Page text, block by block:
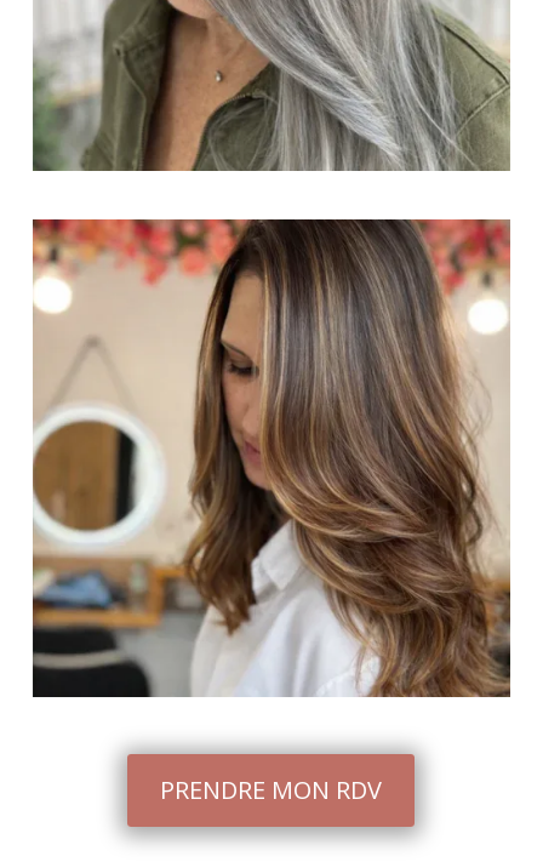
PRENDRE MON RDV